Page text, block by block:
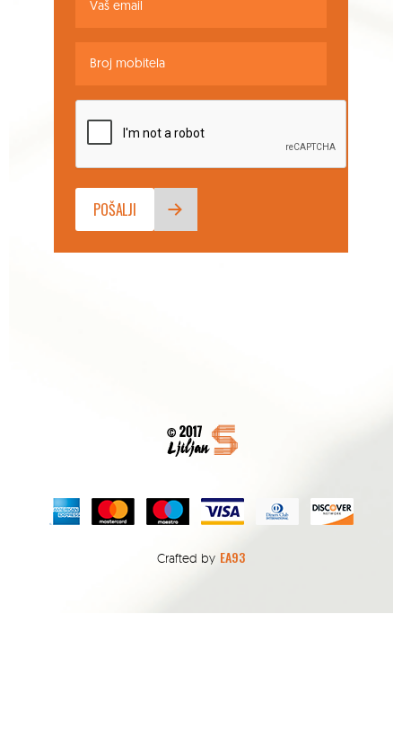
Crafted by EA93